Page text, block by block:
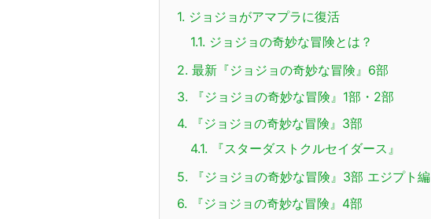
1. ジョジョがアマプラに復活
1.1. ジョジョの奇妙な冒険とは？
2. 最新『ジョジョの奇妙な冒険』6部
3. 『ジョジョの奇妙な冒険』1部・2部
4. 『ジョジョの奇妙な冒険』3部
4.1.
『スターダストクルセイダース』
5. 『ジョジョの奇妙な冒険』3部 エジプト編
6. 『ジョジョの奇妙な冒険』4部